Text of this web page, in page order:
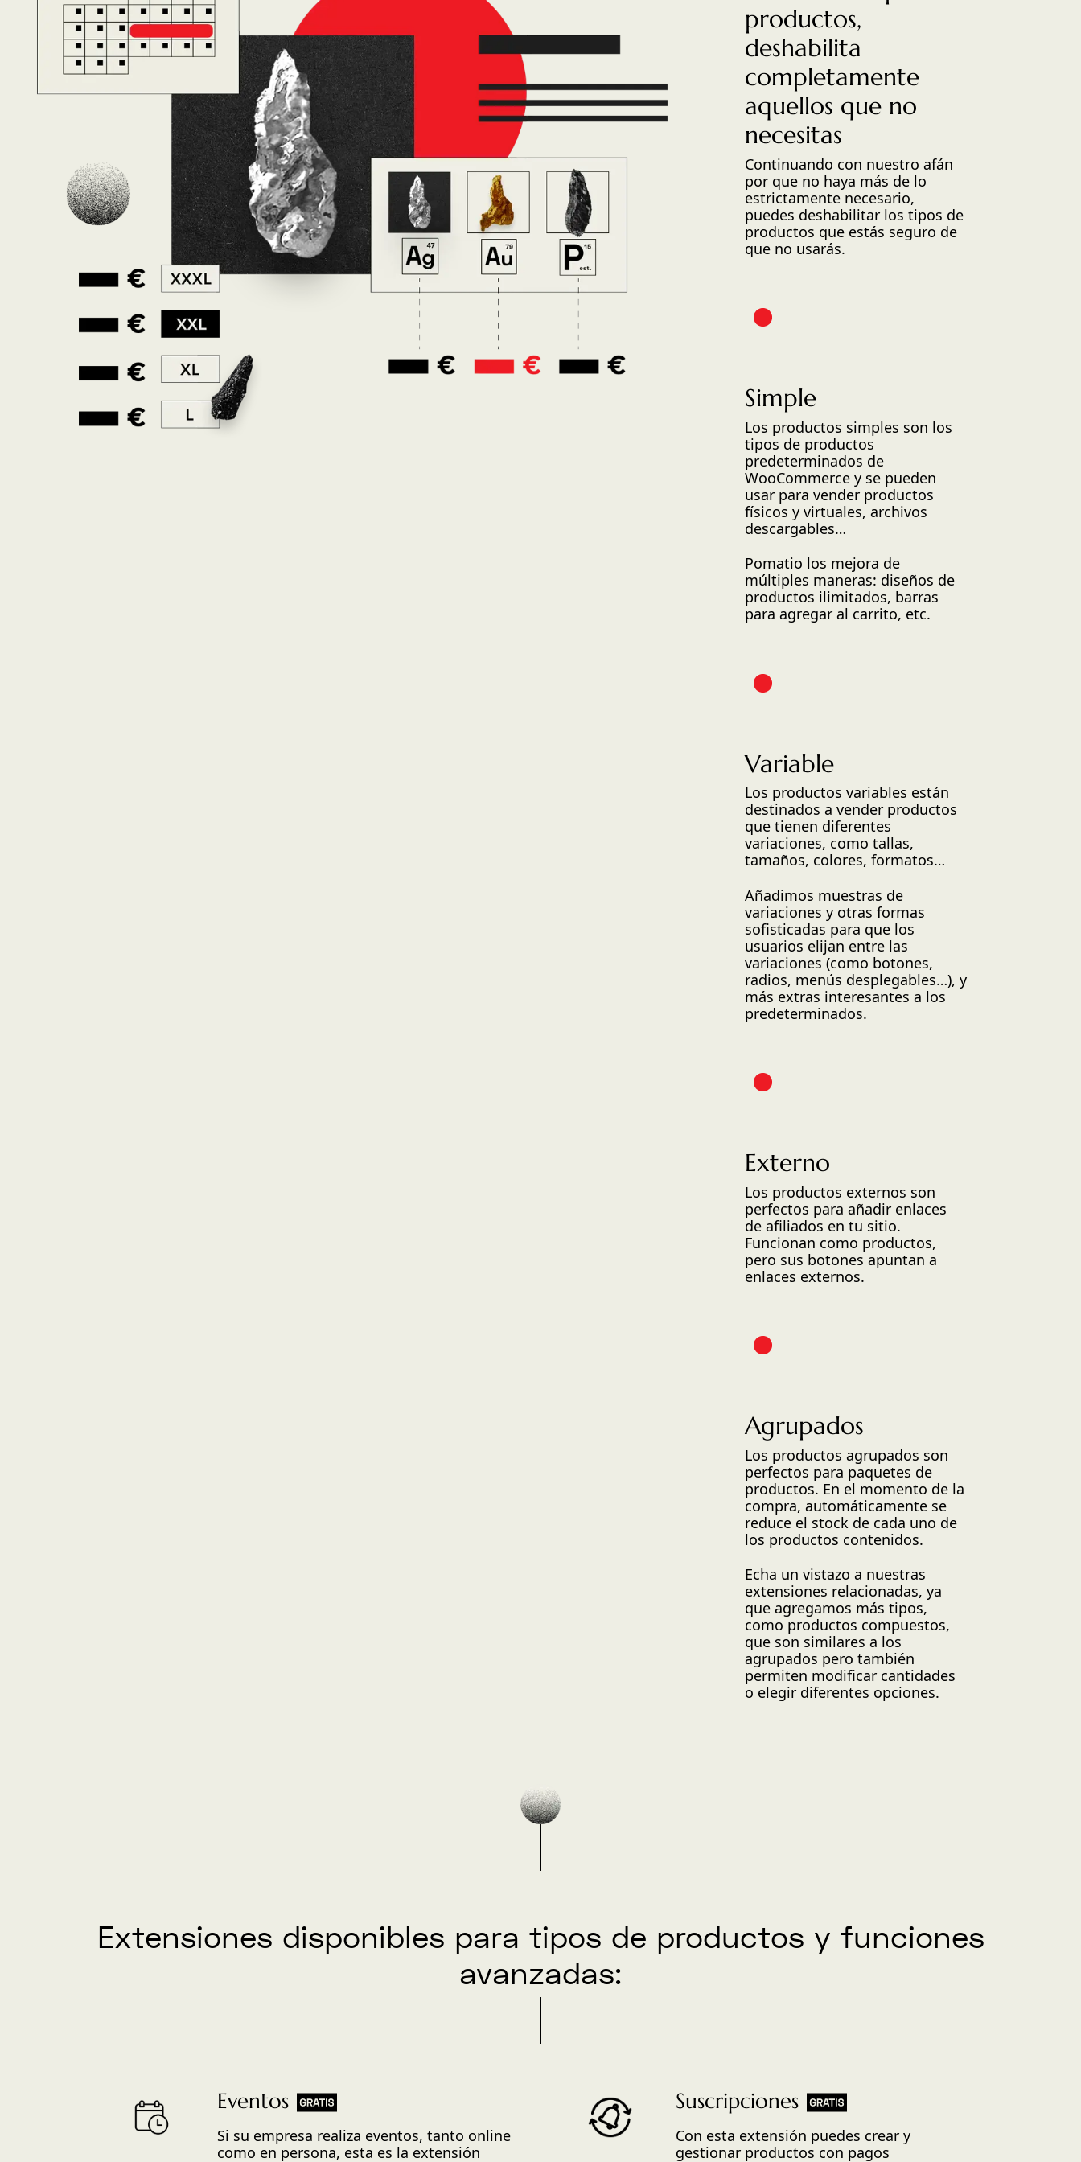
productos,
deshabilita
completamente
aquellos que no
necesitas
Continuando con nuestro afán
por que no haya más de lo
estrictamente necesario,
puedes deshabilitar los tipos de
productos que estás seguro de
que no usarás.
Simple
Los productos simples son los
tipos de productos
predeterminados de
WooCommerce y se pueden
usar para vender productos
físicos y virtuales, archivos
descargables…
Pomatio los mejora de
múltiples maneras: diseños de
productos ilimitados, barras
para agregar al carrito, etc.
Variable
Los productos variables están
destinados a vender productos
que tienen diferentes
variaciones, como tallas,
tamaños, colores, formatos…
Añadimos muestras de
variaciones y otras formas
sofisticadas para que los
usuarios elijan entre las
variaciones (como botones,
radios, menús desplegables…), y
más extras interesantes a los
predeterminados.
Externo
Los productos externos son
perfectos para añadir enlaces
de afiliados en tu sitio.
Funcionan como productos,
pero sus botones apuntan a
enlaces externos.
Agrupados
Los productos agrupados son
perfectos para paquetes de
productos. En el momento de la
compra, automáticamente se
reduce el stock de cada uno de
los productos contenidos.
Echa un vistazo a nuestras
extensiones relacionadas, ya
que agregamos más tipos,
como productos compuestos,
que son similares a los
agrupados pero también
permiten modificar cantidades
o elegir diferentes opciones.
Extensiones disponibles para tipos de productos y funciones
avanzadas:
Eventos
Si su empresa realiza eventos, tanto online
como en persona, esta es la extensión
Suscripciones
Con esta extensión puedes crear y
gestionar productos con pagos